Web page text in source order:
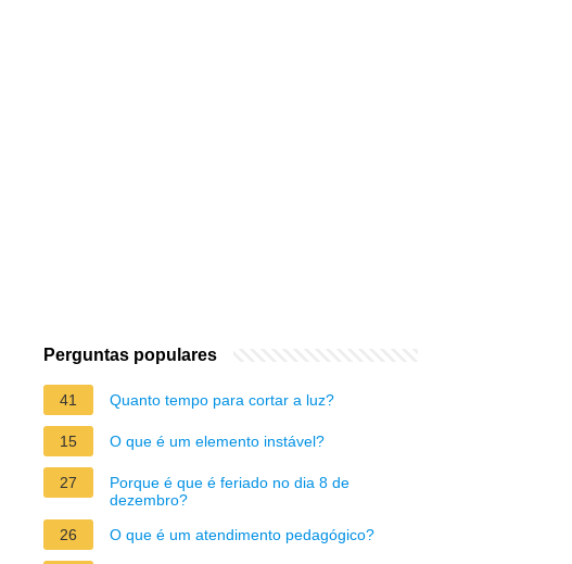
Perguntas populares
41 Quanto tempo para cortar a luz?
15 O que é um elemento instável?
27
Porque é que é feriado no dia 8 de
dezembro?
26
O que é um atendimento pedagógico?